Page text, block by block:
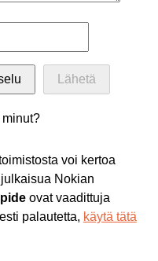
minut?
voi kertoa
Nokian
ovat vaadittuja
palautetta, käytä tätä